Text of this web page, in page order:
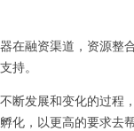
融资渠道，资源整
持。
发展和变化的过程
化，以更高的要求去